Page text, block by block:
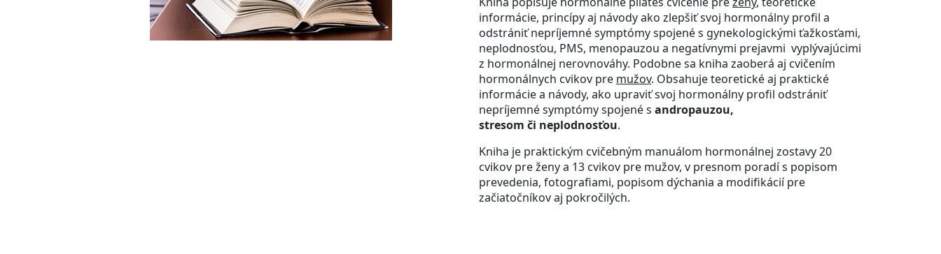
informácie, princípy aj návody ako zlepšiť svoj hormonálny profil a
odstrániť nepríjemné symptómy spojené s gynekologickými ťažkosťami,
neplodnosťou, PMS, menopauzou a negatívnymi prejavmi vyplývajúcimi
z hormonálnej nerovnováhy. Podobne sa kniha zaoberá aj cvičením
hormonálnych cvikov pre mužov. Obsahuje teoretické aj praktické
informácie a návody, ako upraviť svoj hormonálny profil odstrániť
nepríjemné symptómy spojené s andropauzou,
stresom či neplodnosťou.
Kniha je praktickým cvičebným manuálom hormonálnej zostavy 20
cvikov pre ženy a 13 cvikov pre mužov, v presnom poradí s popisom
prevedenia, fotografiami, popisom dýchania a modifikácií pre
začiatočníkov aj pokročilých.